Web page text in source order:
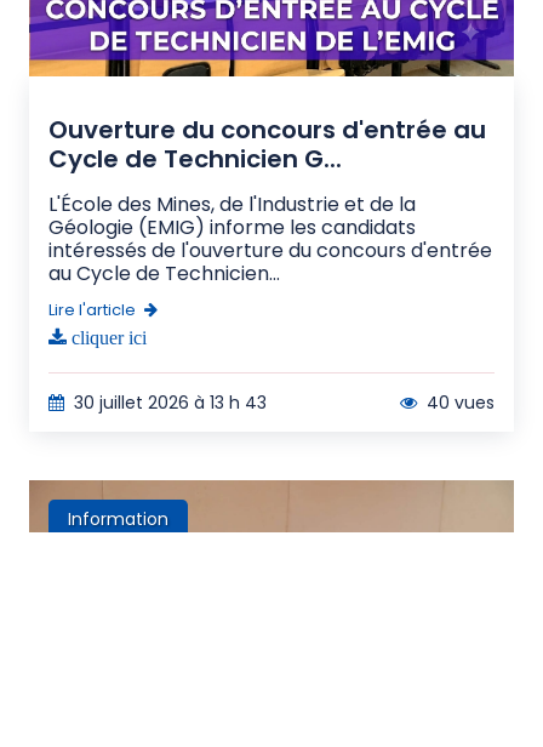
Ouverture du concours d'entrée au
Cycle de Technicien G...
L'École des Mines, de l'Industrie et de la
Géologie (EMIG) informe les candidats
intéressés de l'ouverture du concours d'entrée
au Cycle de Technicien...
Lire l'article
cliquer ici
30 juillet 2026 à 13 h 43 40 vues
Information